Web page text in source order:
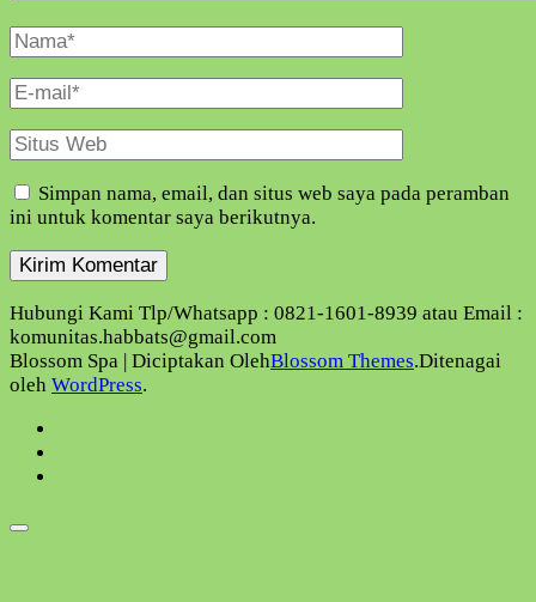
Nama
Lengkap
E-
Mail
Situs
Web
Simpan nama, email, dan situs web saya pada peramban
ini untuk komentar saya berikutnya.
Hubungi Kami Tlp/Whatsapp : 0821-1601-8939 atau Email :
komunitas.habbats@gmail.com
Blossom Spa | Diciptakan OlehBlossom Themes.Ditenagai
oleh WordPress.